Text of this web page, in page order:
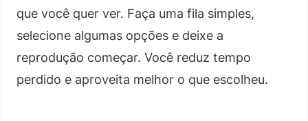
que você quer ver. Faça uma fila simples,
selecione algumas opções e deixe a
reprodução começar. Você reduz tempo
perdido e aproveita melhor o que escolheu.